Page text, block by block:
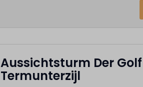
Aussichtsturm Der
Termunterzijl